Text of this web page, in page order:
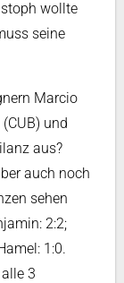
wollte
seine
Marcio
und
aus?
auch noch
sehen
2:2;
1:0.
3